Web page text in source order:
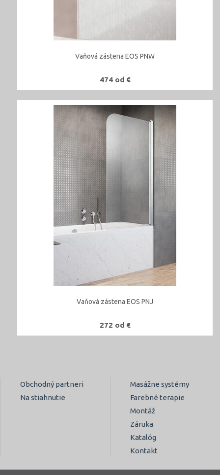
Vaňová zástena EOS PNW
474 od €
Vaňová zástena EOS PNJ
272 od €
Obchodný partneri
Na stiahnutie
Masážne systémy
Farebné terapie
Montáž
Záruka
Katalóg
Kontakt